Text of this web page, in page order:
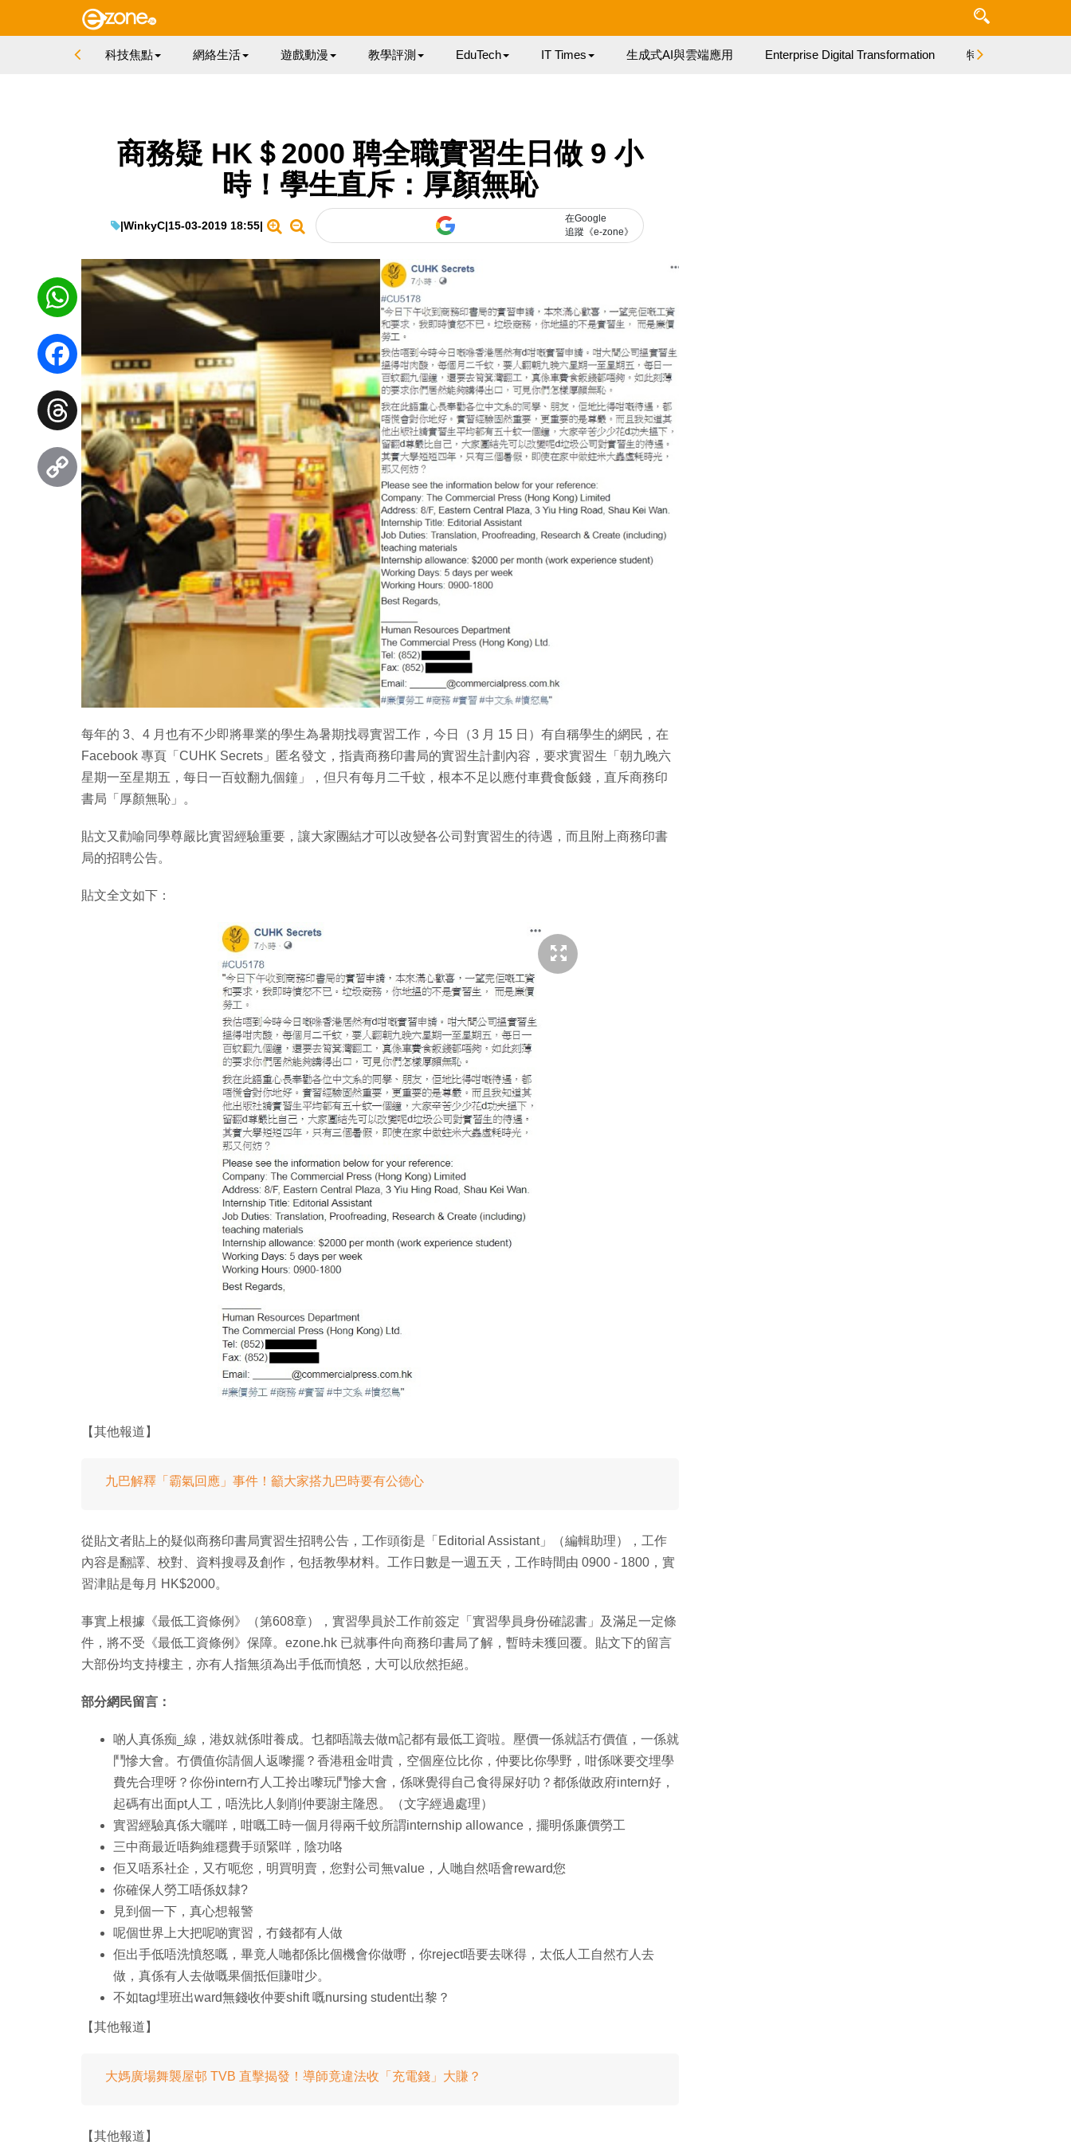
科技焦點 網絡生活 遊戲動漫 教學評測 EduTech IT Times 生成式AI與雲端應用 Enterprise Digital Transformation 特集
商務疑 HK＄2000 聘全職實習生日做 9 小
時！學生直斥：厚顏無恥
|WinkyC|15-03-2019 18:55|
在Google
追蹤《e-zone》
每年的 3、4 月也有不少即將畢業的學生為暑期找尋實習工作，今日（3 月 15 日）有自稱學生的網民，在
Facebook 專頁「CUHK Secrets」匿名發文，指責商務印書局的實習生計劃內容，要求實習生「朝九晚六
星期一至星期五，每日一百蚊翻九個鐘」，但只有每月二千蚊，根本不足以應付車費食飯錢，直斥商務印
書局「厚顏無恥」。
貼文又勸喻同學尊嚴比實習經驗重要，讓大家團結才可以改變各公司對實習生的待遇，而且附上商務印書
局的招聘公告。
貼文全文如下：
【其他報道】
九巴解釋「霸氣回應」事件！籲大家搭九巴時要有公德心
從貼文者貼上的疑似商務印書局實習生招聘公告，工作頭銜是「Editorial Assistant」（編輯助理），工作
內容是翻譯、校對、資料搜尋及創作，包括教學材料。工作日數是一週五天，工作時間由 0900 - 1800，實
習津貼是每月 HK$2000。
事實上根據《最低工資條例》（第608章），實習學員於工作前簽定「實習學員身份確認書」及滿足一定條
件，將不受《最低工資條例》保障。ezone.hk 已就事件向商務印書局了解，暫時未獲回覆。貼文下的留言
大部份均支持樓主，亦有人指無須為出手低而憤怒，大可以欣然拒絕。
部分網民留言：
啲人真係痴_線，港奴就係咁養成。乜都唔識去做m記都有最低工資啦。壓價一係就話冇價值，一係就
鬥慘大會。冇價值你請個人返嚟擺？香港租金咁貴，空個座位比你，仲要比你學野，咁係咪要交埋學
費先合理呀？你份intern冇人工拎出嚟玩鬥慘大會，係咪覺得自己食得屎好叻？都係做政府intern好，
起碼有出面pt人工，唔洗比人剝削仲要謝主隆恩。（文字經過處理）
實習經驗真係大曬咩，咁嘅工時一個月得兩千蚊所謂internship allowance，擺明係廉價勞工
三中商最近唔夠維穩費手頭緊咩，陰功咯
佢又唔系社企，又冇呃您，明買明賣，您對公司無value，人哋自然唔會reward您
你確保人勞工唔係奴隸?
見到個一下，真心想報警
呢個世界上大把呢啲實習，冇錢都有人做
佢出手低唔洗憤怒嘅，畢竟人哋都係比個機會你做嘢，你reject唔要去咪得，太低人工自然冇人去
做，真係有人去做嘅果個抵佢賺咁少。
不如tag埋班出ward無錢收仲要shift 嘅nursing student出黎？
【其他報道】
大媽廣場舞襲屋邨 TVB 直擊揭發！導師竟違法收「充電錢」大賺？
【其他報道】
WhatsApp
Facebook
Threads
Link